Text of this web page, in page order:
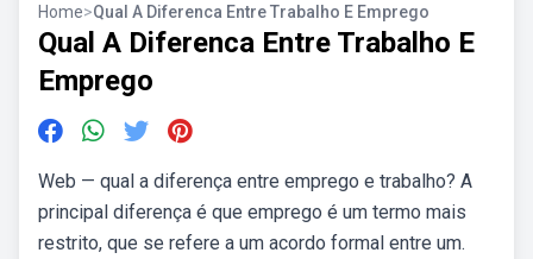
Home>Qual A Diferenca Entre Trabalho E Emprego
Qual A Diferenca Entre Trabalho E
Emprego
Web — qual a diferença entre emprego e trabalho? A
principal diferença é que emprego é um termo mais
restrito, que se refere a um acordo formal entre um.